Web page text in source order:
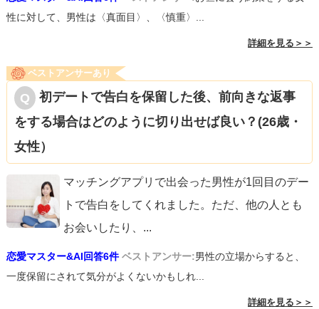
性に対して、男性は〈真面目〉、〈慎重〉...
詳細を見る＞＞
ベストアンサーあり
初デートで告白を保留した後、前向きな返事
をする場合はどのように切り出せば良い？(26歳・
女性）
マッチングアプリで出会った男性が1回目のデー
トで告白をしてくれました。ただ、他の人とも
お会いしたり、 ...
恋愛マスター&AI回答6件 ベストアンサー:男性の立場からすると、
一度保留にされて気分がよくないかもしれ...
詳細を見る＞＞